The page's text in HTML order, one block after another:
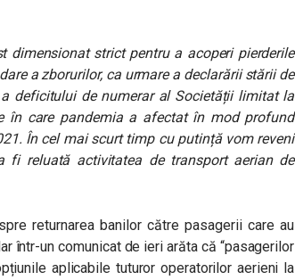
strict pentru a acoperi pierderile
a zborurilor, ca urmare a declarării stării de
deficitului de numerar al Societății limitat la
în care pandemia a afectat în mod profund
În cel mai scurt timp cu putință vom reveni
fi reluată activitatea de transport aerian de
returnarea banilor către pasagerii care au
într-un comunicat de ieri arăta că “pasagerilor
aplicabile tuturor operatorilor aerieni la